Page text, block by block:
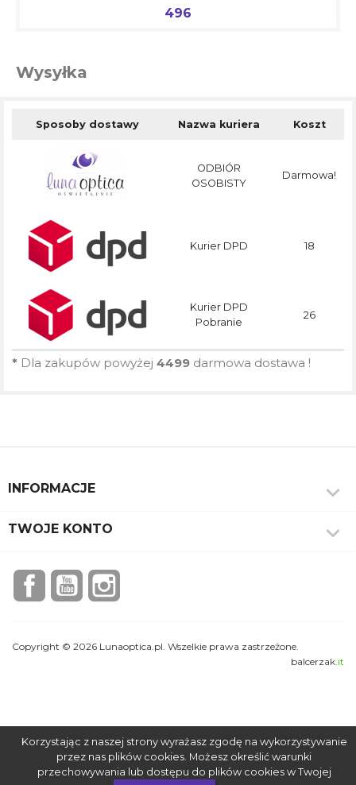
Cena
496
Wysyłka
Sposoby dostawy Nazwa kuriera Koszt
ODBIÓR
OSOBISTY
Darmowa!
Kurier DPD 18
Kurier DPD
Pobranie
26
* Dla zakupów powyżej 4499 darmowa dostawa !
INFORMACJE 
TWOJE KONTO 
FacebookYouTubeInstagram
Copyright © 2026 Lunaoptica.pl. Wszelkie prawa zastrzeżone.
balcerzak .it
Korzystając z naszej strony wyrażasz zgodę na wykorzystywanie
przez nas plików cookies. Możesz określić warunki
przechowywania lub dostępu do plików cookies w Twojej